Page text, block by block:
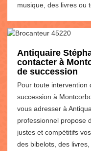
musique, des livres ou
Antiquaire
contacter à
de succession
Pour toute intervention
succession à
vous adresser à
professionnel propose
justes et compétitifs
des bibelots, des